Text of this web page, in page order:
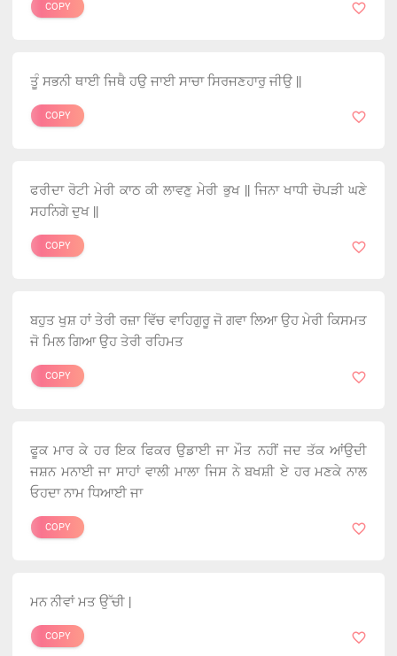
COPY
ਤੂੰ ਸਭਨੀ ਥਾਈ ਜਿਥੈ ਹਉ ਜਾਈ ਸਾਚਾ ਸਿਰਜਣਹਾਰੁ ਜੀਉ ||
COPY
ਫਰੀਦਾ ਰੋਟੀ ਮੇਰੀ ਕਾਠ ਕੀ ਲਾਵਣੁ ਮੇਰੀ ਭੁਖ || ਜਿਨਾ ਖਾਧੀ ਚੋਪੜੀ ਘਣੇ
ਸਹਨਿਗੇ ਦੁਖ ||
COPY
ਬਹੁਤ ਖੁਸ਼ ਹਾਂ ਤੇਰੀ ਰਜ਼ਾ ਵਿੱਚ ਵਾਹਿਗੁਰੂ ਜੋ ਗਵਾ ਲਿਆ ਉਹ ਮੇਰੀ ਕਿਸਮਤ
ਜੋ ਮਿਲ ਗਿਆ ਉਹ ਤੇਰੀ ਰਹਿਮਤ
COPY
ਫੂਕ ਮਾਰ ਕੇ ਹਰ ਇਕ ਫਿਕਰ ਉਡਾਈ ਜਾ ਮੌਤ ਨਹੀਂ ਜਦ ਤੱਕ ਆਂਉਦੀ
ਜਸ਼ਨ ਮਨਾਈ ਜਾ ਸਾਹਾਂ ਵਾਲੀ ਮਾਲਾ ਜਿਸ ਨੇ ਬਖਸ਼ੀ ਏ ਹਰ ਮਣਕੇ ਨਾਲ
ਓਹਦਾ ਨਾਮ ਧਿਆਈ ਜਾ
COPY
ਮਨ ਨੀਵਾਂ ਮਤ ਉੱਚੀ |
COPY